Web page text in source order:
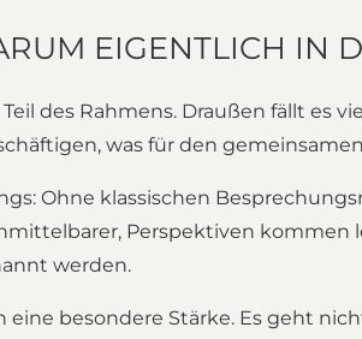
EIGENTLICH IN
des Rahmens. Draußen fällt es
was für den
Ohne klassischen
Perspektiven
werden.
eine besondere Stärke. Es geht